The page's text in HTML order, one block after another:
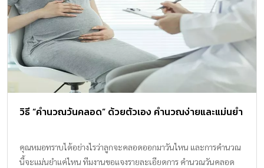
วิธี “คำนวณวันคลอด” ด้วยตัวเอง คำนวณง่ายและแม่นยำ
คุณหมอทราบได้อย่างไรว่าลูกจะคลอดออกมาวันไหน และการคำนวณ
นี้จะแม่นยำแค่ไหน ทีมงานขอแจงรายละเอียดการ คำนวณวันคลอด